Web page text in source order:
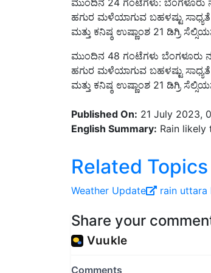
ಹಗುರ ಮಳೆಯಾಗುವ ಬಹಳಷ್ಟು
ಮತ್ತು ಕನಿಷ್ಠ ಉಷ್ಣಾಂಶ 21 ಡಿಗ್ರಿ
ಮುಂದಿನ 48 ಗಂಟೆಗಳು ಬೆಂಗಳೂರು
ಹಗುರ ಮಳೆಯಾಗುವ ಬಹಳಷ್ಟು
ಮತ್ತು ಕನಿಷ್ಠ ಉಷ್ಣಾಂಶ 21 ಡಿಗ್ರಿ
English Summary:Rain likely
Related Topics
Weather Update rain uttara